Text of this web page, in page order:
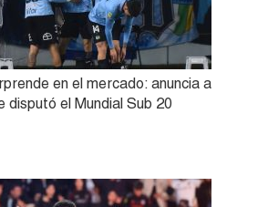
en el mercado: anuncia a
disputó el Mundial Sub 20